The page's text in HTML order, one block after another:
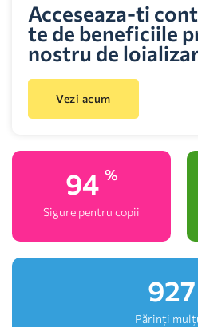
Acceseaza-ti
te de beneficiile
nostru de
Vezi acum
100 %
Sigure pentru copii
Părinți